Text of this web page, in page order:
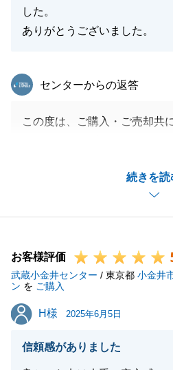
した。
ありがとうございました。
続きを読
東急リバブル
センターからの返答
この度は、ご購入・ご売却共
ありませんでしたが、ご縁が
ことなく、お住み替え先を見
と、私自身も嬉しく思います
う、よろしくお願いいたします
お客様評価
武蔵小金井センター / 東京都 小金井
ン を ご購入
H様
H様 2025年6月5日
信頼感がありました